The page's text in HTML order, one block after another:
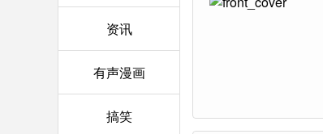
资讯
有声漫画
搞笑